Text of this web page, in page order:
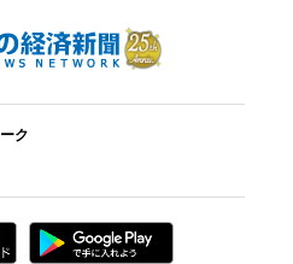
ク